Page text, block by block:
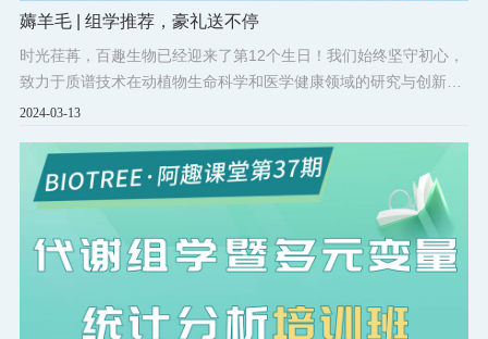
薅羊毛 | 组学推荐，豪礼送不停
时光荏苒，百趣生物已经迎来了第12个生日！我们始终坚守初心，
致力于质谱技术在动植物生命科学和医学健康领域的研究与创新。
在这个值得纪念的日子里，我们特别策划了一场“推荐有礼”活动，
成功签单，即可获得丰厚礼品！
2024-03-13